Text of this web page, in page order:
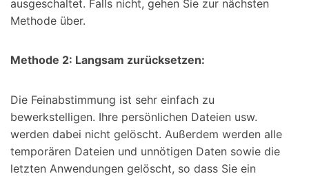
ausgeschaltet. Falls nicht, gehen Sie zur nächsten
Methode über.
Methode 2: Langsam zurücksetzen:
Die Feinabstimmung ist sehr einfach zu
bewerkstelligen. Ihre persönlichen Dateien usw.
werden dabei nicht gelöscht. Außerdem werden alle
temporären Dateien und unnötigen Daten sowie die
letzten Anwendungen gelöscht, so dass Sie ein